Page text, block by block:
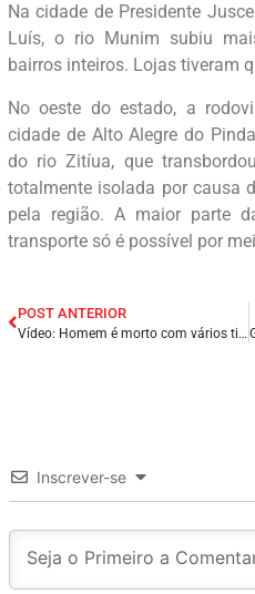
Na cidade de Presidente
Luís, o rio Munim subiu
bairros inteiros. Lojas tiveram
No oeste do estado, a
cidade de Alto Alegre do
do rio Zitíua, que
totalmente isolada por causa
pela região. A maior parte
transporte só é possível por
POST ANTERIOR
Vídeo: Homem é morto com vários tiros na porta de um bar na cidade de Barreirinhas/MA.
Inscrever-se